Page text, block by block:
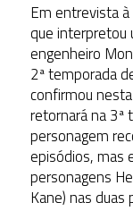
Em entrevista
que interpretou
engenheiro
2ª temporada
confirmou
retornará na 3ª
personagem
episódios, mas
personagens
Kane) nas